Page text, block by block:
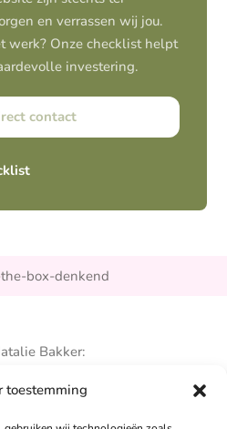
toestemming
en verrassen wij jou.
werk? Onze checklist helpt
investering.
contact
box-denkend
Bakker: